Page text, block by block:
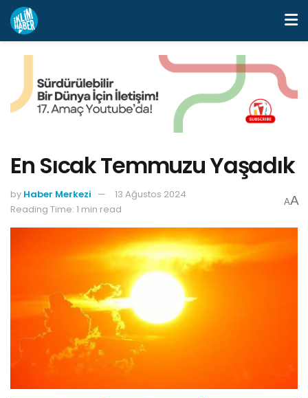
En Sıcak Temmuzu Yaşadık
by Haber Merkezi
13 Ağustos 2024
Reading Time: 1 min read
AA